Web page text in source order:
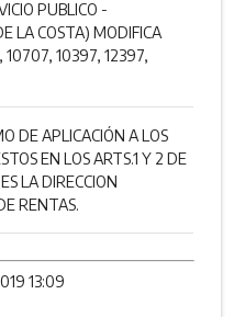
PUBLICO -
LA COSTA) MODIFICA
10707, 10397, 12397,
DE APLICACIÓN A LOS
EN LOS ARTS.1 Y 2 DE
LA DIRECCION
RENTAS.
13:09